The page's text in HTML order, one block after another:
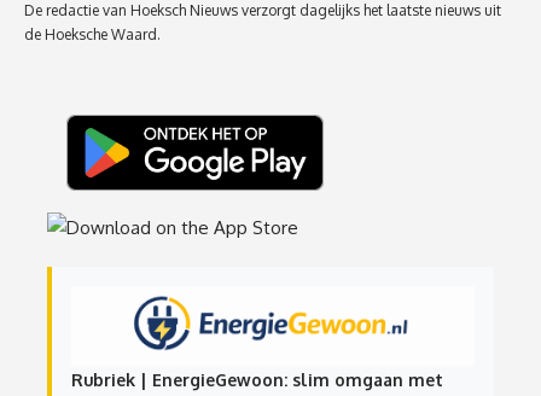
De redactie van Hoeksch Nieuws verzorgt dagelijks het laatste nieuws uit
de Hoeksche Waard.
Rubriek | EnergieGewoon: slim omgaan met